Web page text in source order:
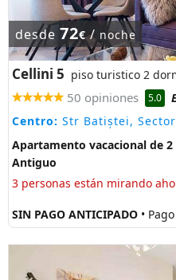
desde 72€/ noche
Cellini 5 piso turistico 2
50 opiniones 5.0
Centro: Str Batiștei, Sector
Apartamento vacacional de
Antiguo
3 personas están mirando
SIN PAGO ANTICIPADO •